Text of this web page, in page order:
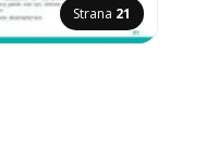
Strana 21